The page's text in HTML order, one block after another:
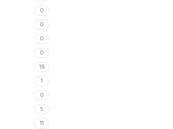
0
0
0
0
18
1
0
5
11